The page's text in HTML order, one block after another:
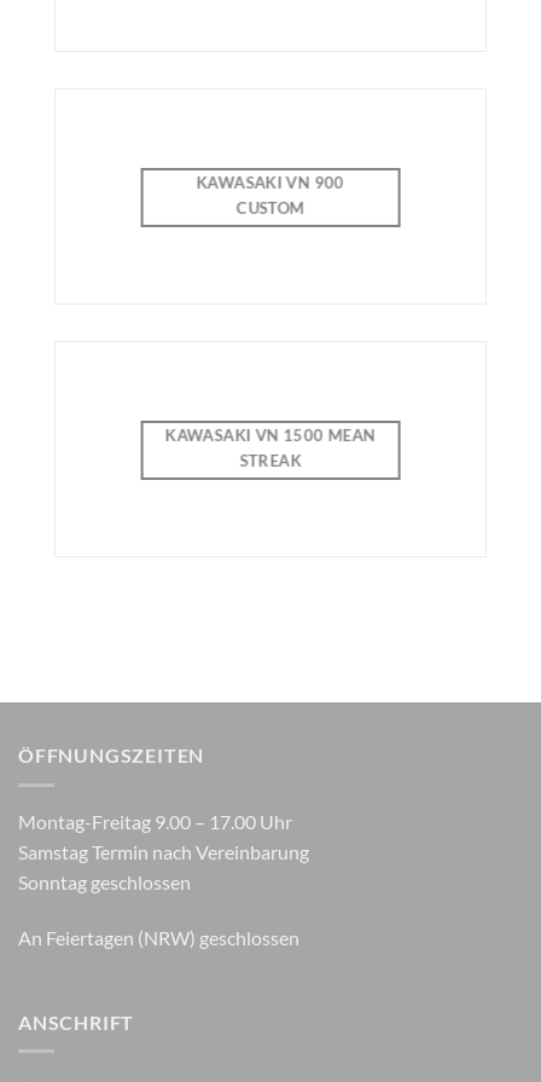
KAWASAKI VN 900
CUSTOM
KAWASAKI VN 1500 MEAN
STREAK
ÖFFNUNGSZEITEN
Montag-Freitag 9.00 – 17.00 Uhr
Samstag Termin nach Vereinbarung
Sonntag geschlossen
An Feiertagen (NRW) geschlossen
ANSCHRIFT